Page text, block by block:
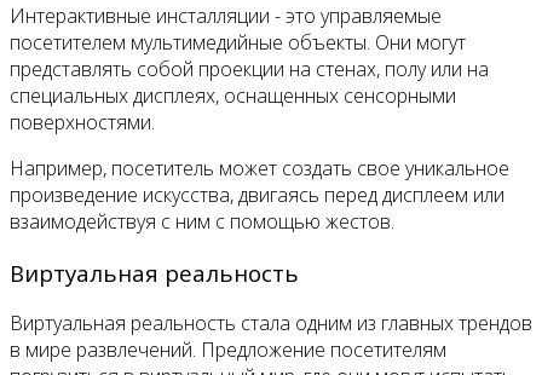
Интерактивные инсталляции - это управляемые
посетителем мультимедийные объекты. Они могут
представлять собой проекции на стенах, полу или на
специальных дисплеях, оснащенных сенсорными
поверхностями.
Например, посетитель может создать свое уникальное
произведение искусства, двигаясь перед дисплеем или
взаимодействуя с ним с помощью жестов.
Виртуальная реальность
Виртуальная реальность стала одним из главных трендов
в мире развлечений. Предложение посетителям